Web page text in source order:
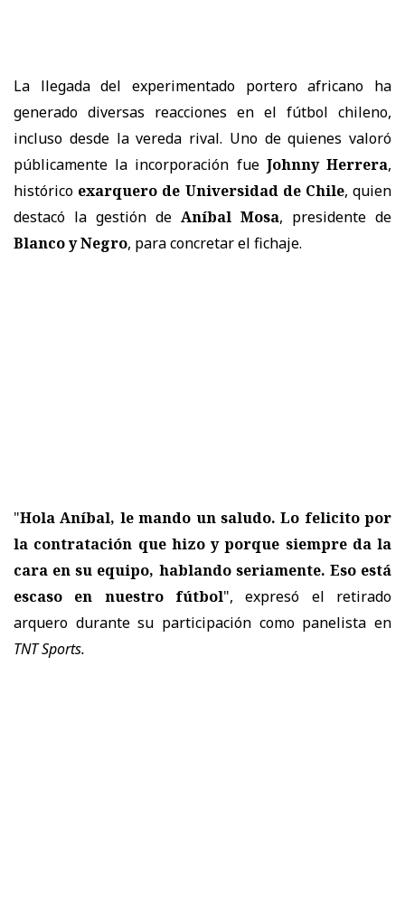
La llegada del experimentado portero africano ha
generado diversas reacciones en el fútbol chileno,
incluso desde la vereda rival. Uno de quienes valoró
públicamente la incorporación fue Johnny Herrera,
histórico exarquero de Universidad de Chile, quien
destacó la gestión de Aníbal Mosa, presidente de
Blanco y Negro, para concretar el fichaje.
"Hola Aníbal, le mando un saludo. Lo felicito por
la contratación que hizo y porque siempre da la
cara en su equipo, hablando seriamente. Eso está
escaso en nuestro fútbol", expresó el retirado
arquero durante su participación como panelista en
TNT Sports.